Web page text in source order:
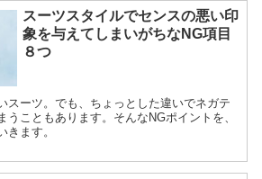
スーツスタイルでセンスの悪い印
象を与えてしまいがちなNG項目
８つ
スーツ。でも、ちょっとした違いでネガテ
うこともあります。そんなNGポイントを、
きます。